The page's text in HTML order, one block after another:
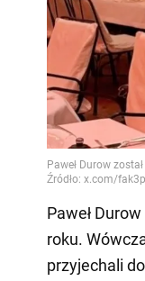
Paweł
roku.
przyjechali